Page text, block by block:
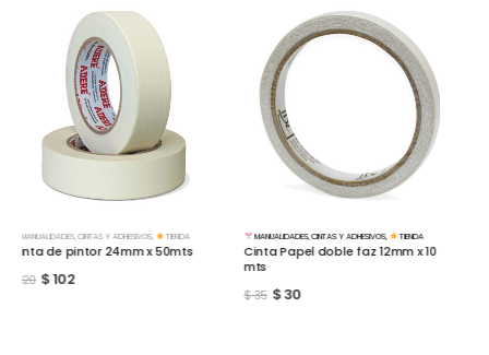
MANUALIDADES,CINTAS Y ADHESIVOS, TIENDA
Cinta Papel doble faz 12mm x 10
TIENDA
Cola Vinilica Profesional Pegamil
150cc
$120 $102